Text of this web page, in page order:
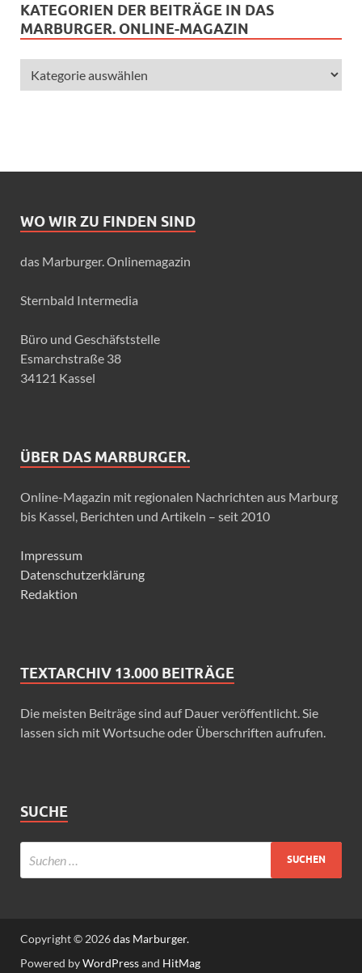
KATEGORIEN DER BEITRÄGE IN DAS
MARBURGER. ONLINE-MAGAZIN
WO WIR ZU FINDEN SIND
das Marburger. Onlinemagazin
Sternbald Intermedia
Büro und Geschäfststelle
Esmarchstraße 38
34121 Kassel
ÜBER DAS MARBURGER.
Online-Magazin mit regionalen Nachrichten aus Marburg
bis Kassel, Berichten und Artikeln – seit 2010
Impressum
Datenschutzerklärung
Redaktion
TEXTARCHIV 13.000 BEITRÄGE
Die meisten Beiträge sind auf Dauer veröffentlicht. Sie
lassen sich mit Wortsuche oder Überschriften aufrufen.
SUCHE
Copyright © 2026das Marburger.
Powered byWordPressand HitMag